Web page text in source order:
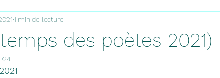
des poètes 2021)
1 min de lecture